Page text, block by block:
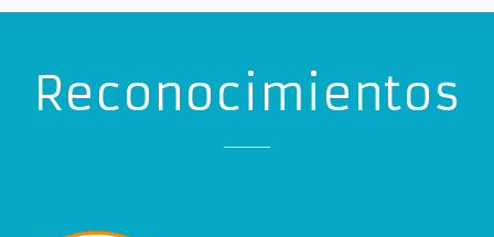
Reconocimientos